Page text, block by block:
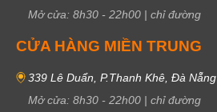
Mở cửa: 8h30 - 22h00 | chỉ đường
CỬA HÀNG MIỀN TRUNG
339 Lê Duẩn, P.Thanh Khê, Đà Nẵng
Mở cửa: 8h30 - 22h00 | chỉ đường